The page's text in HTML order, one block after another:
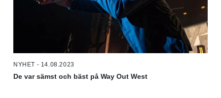
NYHET - 14.08.2023
De var sämst och bäst på Way Out West